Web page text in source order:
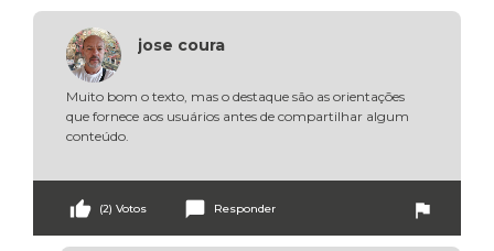
jose coura
Muito bom o texto, mas o destaque são as orientações
que fornece aos usuários antes de compartilhar algum
conteúdo.
thumb_up (2) Votos chat_bubble Responder flag